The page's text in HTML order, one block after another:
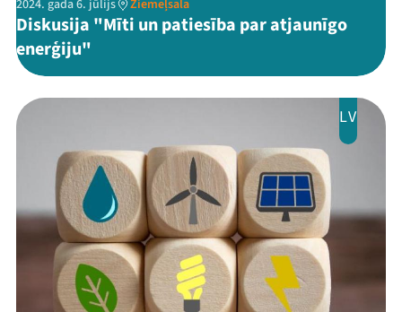
2024. gada 6. jūlijs Ziemeļsala
Diskusija "Mīti un patiesība par atjaunīgo
enerģiju"
LV